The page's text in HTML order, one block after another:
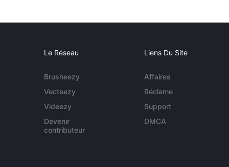
Le Réseau
Brusheezy
Vecteezy
Videezy
Devenir
contributeur
Liens Du Site
Affaires
Réclame
Support
DMCA